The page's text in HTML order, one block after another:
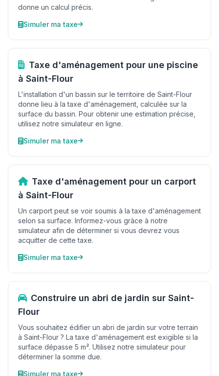
donne un calcul précis.
Simuler ma taxe
Taxe d'aménagement pour une piscine
à Saint-Flour
L'installation d'un bassin sur le territoire de Saint-Flour
donne lieu à la taxe d'aménagement, calculée sur la
surface du bassin. Pour obtenir une estimation précise,
utilisez notre simulateur en ligne.
Simuler ma taxe
Taxe d'aménagement pour un carport
à Saint-Flour
Un carport peut se voir soumis à la taxe d'aménagement
selon sa surface. Informez-vous grâce à notre
simulateur afin de déterminer si vous devrez vous
acquitter de cette taxe.
Simuler ma taxe
Construire un abri de jardin sur Saint-
Flour
Vous souhaitez édifier un abri de jardin sur votre terrain
à Saint-Flour ? La taxe d'aménagement est exigible si la
surface dépasse 5 m². Utilisez notre simulateur pour
déterminer la somme due.
Simuler ma taxe